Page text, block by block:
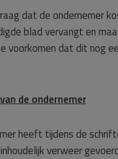
dat de ondernemer
blad vervangt en
voorkomen dat dit nog
de ondernemer
heeft tijdens de
verweer